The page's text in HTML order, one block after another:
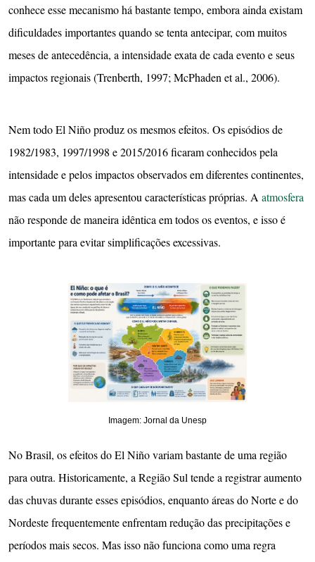
conhece esse mecanismo há bastante tempo, embora ainda existam
dificuldades importantes quando se tenta antecipar, com muitos
meses de antecedência, a intensidade exata de cada evento e seus
impactos regionais (Trenberth, 1997; McPhaden et al., 2006).
Nem todo El Niño produz os mesmos efeitos. Os episódios de
1982/1983, 1997/1998 e 2015/2016 ficaram conhecidos pela
intensidade e pelos impactos observados em diferentes continentes,
mas cada um deles apresentou características próprias. A atmosfera
não responde de maneira idêntica em todos os eventos, e isso é
importante para evitar simplificações excessivas.
Imagem: Jornal da Unesp
No Brasil, os efeitos do El Niño variam bastante de uma região
para outra. Historicamente, a Região Sul tende a registrar aumento
das chuvas durante esses episódios, enquanto áreas do Norte e do
Nordeste frequentemente enfrentam redução das precipitações e
períodos mais secos. Mas isso não funciona como uma regra